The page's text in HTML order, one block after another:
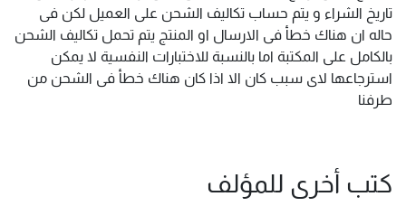
تاريخ الشراء و يتم حساب تكاليف الشحن على العميل لكن فى
حاله ان هناك خطأ فى الارسال او المنتج يتم تحمل تكاليف الشحن
بالكامل على المكتبة اما بالنسبة للاختبارات النفسية لا يمكن
استرجاعها لاى سبب كان الا اذا كان هناك خطأ فى الشحن من
طرفنا
كتب أخرى للمؤلف